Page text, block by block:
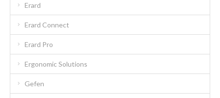
Erard
Erard Connect
Erard Pro
Ergonomic Solutions
Gefen